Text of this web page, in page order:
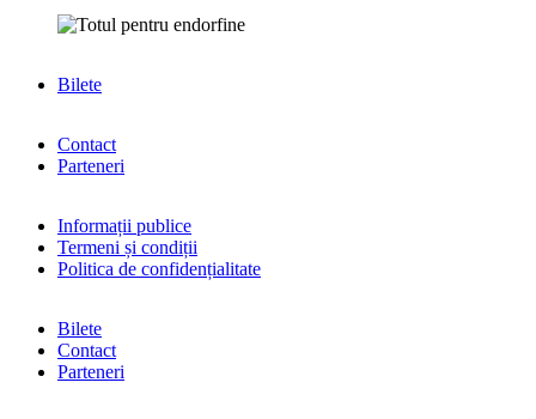
Bilete
Contact
Parteneri
Informații publice
Termeni și condiții
Politica de confidențialitate
Bilete
Contact
Parteneri